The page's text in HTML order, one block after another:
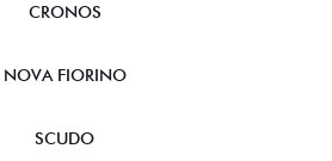
CRONOS
NOVA FIORINO
SCUDO